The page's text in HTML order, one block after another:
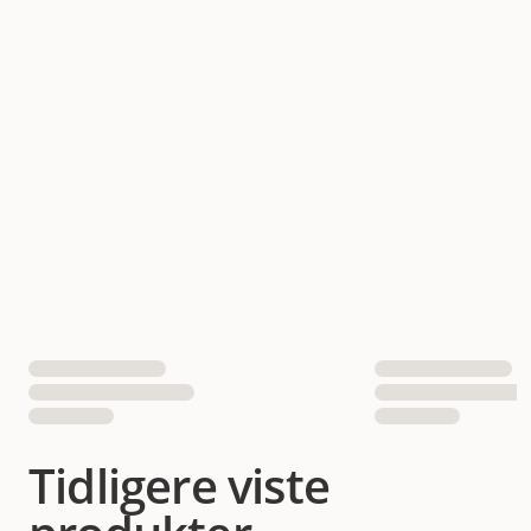
Tidligere viste